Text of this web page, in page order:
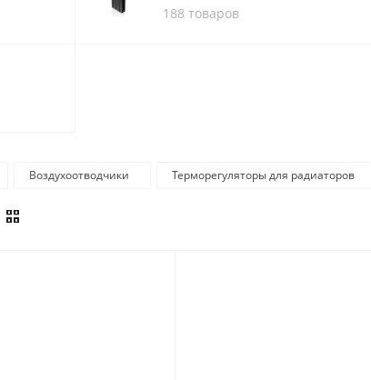
188 товаров
Воздухоотводчики Терморегуляторы для радиаторов